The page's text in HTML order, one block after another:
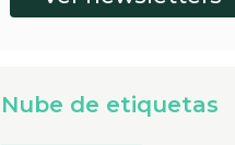
Nube de etiquetas